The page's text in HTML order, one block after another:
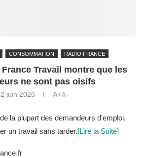
CONSOMMATION RADIO FRANCE
France Travail montre que les
ne sont pas oisifs
2 juin 2026 A+A-
la plupart des demandeurs d’emploi,
un travail sans tarder.[Lire la Suite]